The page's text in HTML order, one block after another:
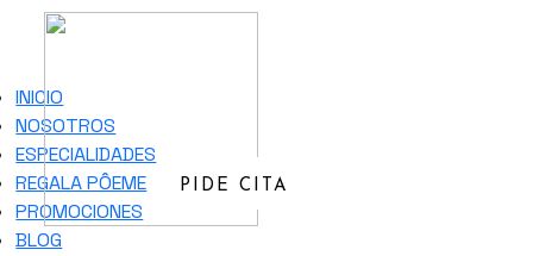
INICIO
NOSOTROS
ESPECIALIDADES
REGALA PÔEME
PROMOCIONES
BLOG
PIDE CITA